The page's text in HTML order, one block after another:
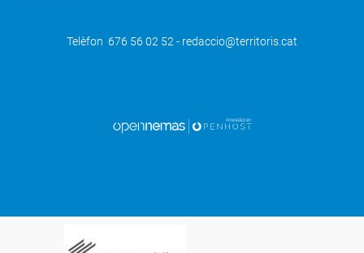
Telèfon 676 56 02 52 - redaccio@territoris.cat